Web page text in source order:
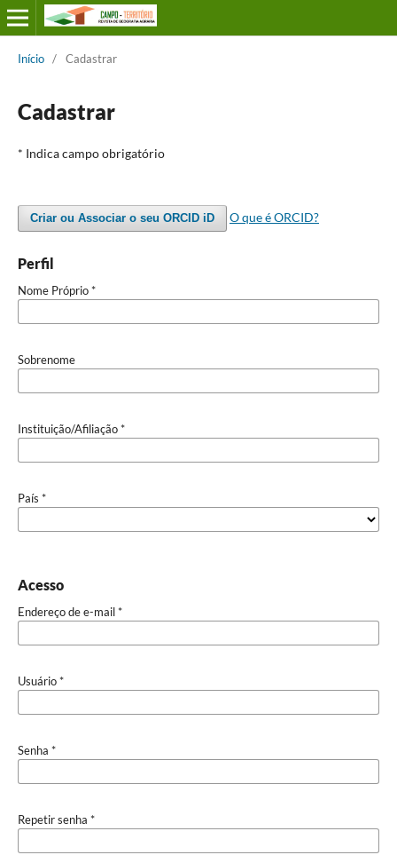
Início / Cadastrar
Cadastrar
* Indica campo obrigatório
Criar ou Associar o seu ORCID iD O que é ORCID?
Perfil
Nome Próprio*
Sobrenome
Instituição/Afiliação*
País *
Acesso
Endereço de e-mail*
Usuário*
Senha *
Repetir senha *